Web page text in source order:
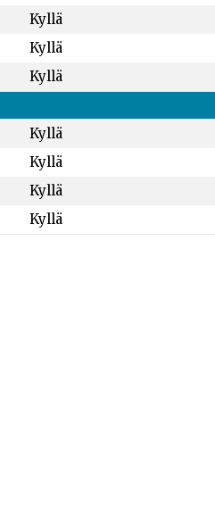
Kyllä
Kyllä
Kyllä
Kyllä
Kyllä
Kyllä
Kyllä